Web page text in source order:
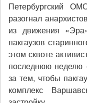
Петербургский
разогнал
из движения
пакгаузов
этом сквоте
последнюю неделю
за тем, чтобы
комплекс